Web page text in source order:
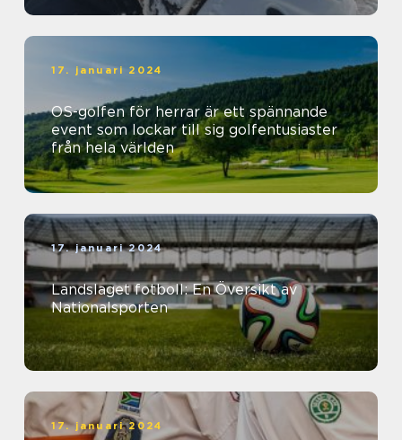
17. januari 2024
OS-golfen för herrar är ett spännande
event som lockar till sig golfentusiaster
från hela världen
17. januari 2024
Landslaget fotboll: En Översikt av
Nationalsporten
17. januari 2024